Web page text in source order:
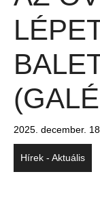
2025. december. 18.
Hírek - Aktuális